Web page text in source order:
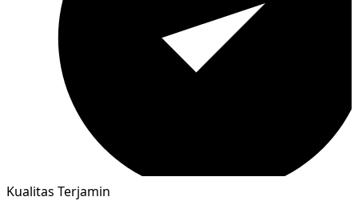
Kualitas Terjamin